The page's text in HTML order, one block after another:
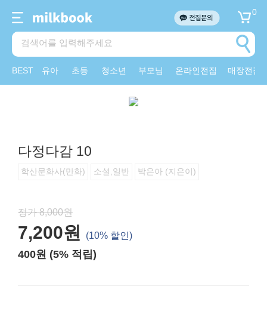
0
BEST 유아 초등 청소년 부모님 온라인전집 매장전집
다정다감 10
학산문화사(만화) 소설,일반 박은아 (지은이)
정가 8,000원
7,200원 (10% 할인)
400원 (5% 적립)